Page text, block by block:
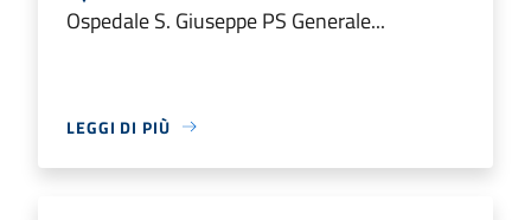
Ospedale S. Giuseppe PS Generale...
LEGGI DI PIÙ